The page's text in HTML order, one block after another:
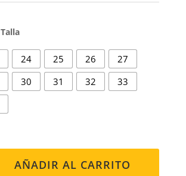
Talla
24 25 26
27
30 31 32
33
AÑADIR AL CARRITO